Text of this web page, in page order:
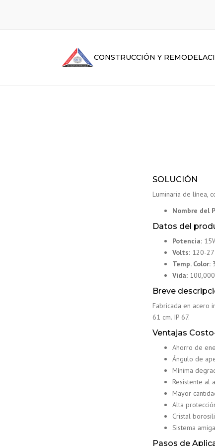
CONSTRUCCIÓN Y
SOLUCIÓN
Luminaria de línea,
Nombre del
Datos del
Potencia:
Volts: 120-
Temp. Color:
Vida:
Breve
Fabricada en acero
61 cm. IP 67.
Ventajas
Ahorro de
Ángulo de
Mínima
Resistente al
Mayor
Alta
Cristal
Sistema
Pasos de